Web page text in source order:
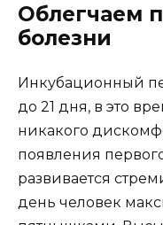
Облегчаем
болезни
Инкубационный
до 21 дня, в это
никакого
появления
развивается
день человек